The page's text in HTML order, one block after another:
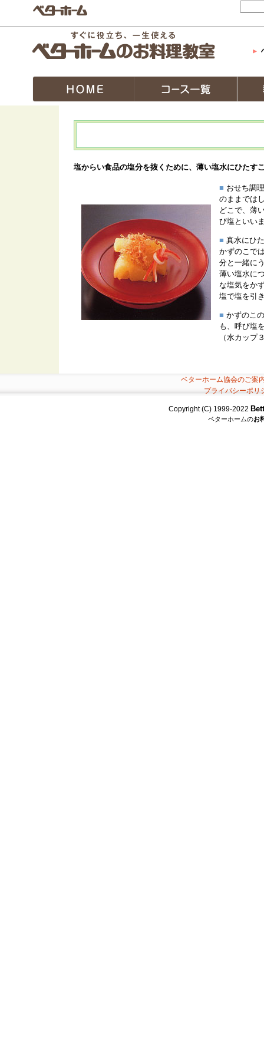
塩からい食品の塩分を抜くために、薄い塩水にひたす
■ おせち調
のままでは
どこで、薄
び塩といい
■ 真水にひ
かずのこで
分と一緒に
薄い塩水に
な塩気をか
塩で塩を引
■ かずのこ
も、呼び塩
（水カップ
ベターホーム協会のご案
プライバシーポリ
Copyright (C) 1999-2022
ベターホームのお